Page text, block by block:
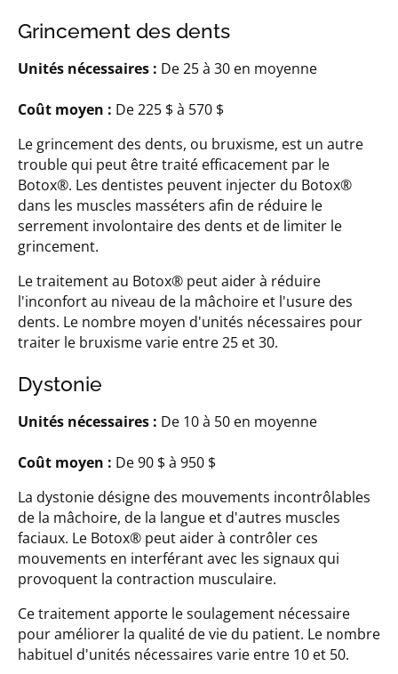
Grincement des dents
Unités nécessaires : De 25 à 30 en moyenne
Coût moyen : De 225 $ à 570 $
Le grincement des dents, ou bruxisme, est un autre
trouble qui peut être traité efficacement par le
Botox®. Les dentistes peuvent injecter du Botox®
dans les muscles masséters afin de réduire le
serrement involontaire des dents et de limiter le
grincement.
Le traitement au Botox® peut aider à réduire
l'inconfort au niveau de la mâchoire et l'usure des
dents. Le nombre moyen d'unités nécessaires pour
traiter le bruxisme varie entre 25 et 30.
Dystonie
Unités nécessaires : De 10 à 50 en moyenne
Coût moyen : De 90 $ à 950 $
La dystonie désigne des mouvements incontrôlables
de la mâchoire, de la langue et d'autres muscles
faciaux. Le Botox® peut aider à contrôler ces
mouvements en interférant avec les signaux qui
provoquent la contraction musculaire.
Ce traitement apporte le soulagement nécessaire
pour améliorer la qualité de vie du patient. Le nombre
habituel d'unités nécessaires varie entre 10 et 50.